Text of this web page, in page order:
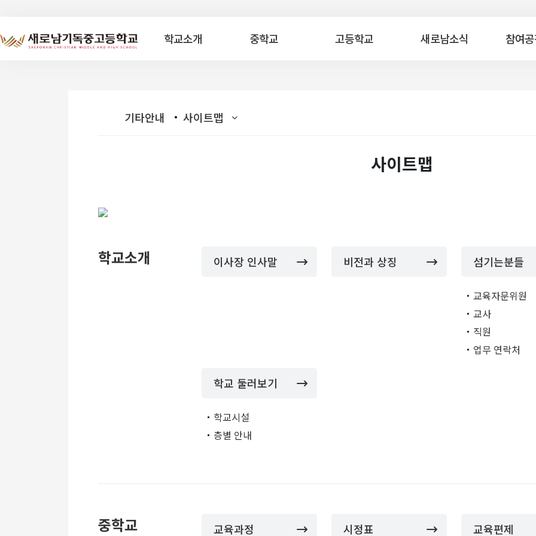
학교소개 중학교 고등학교 새로남소식 참여
기타안내 사이트맵
사이트맵
학교소개 이사장 인사말 비전과 상징 섬기는분들
교육자문위원
교사
직원
업무 연락처
학교 둘러보기
학교시설
층별 안내
중학교 교육과정 시정표 교육편제